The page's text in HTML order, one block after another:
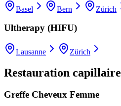
Basel Bern Zürich
Ultherapy (HIFU)
Lausanne Zürich
Restauration capillaire
Greffe Cheveux Femme